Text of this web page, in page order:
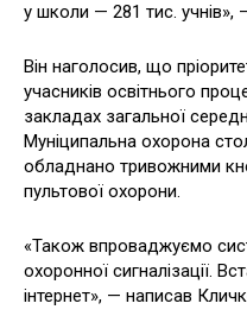
у школи — 281 тис. учнів»,
Він наголосив, що
учасників освітнього
закладах загальної
Муніципальна охорона
обладнано тривожними
пультової охорони.
«Також впроваджуємо
охоронної сигналізації.
інтернет», — написав